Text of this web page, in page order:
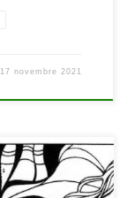
17 novembre 2021